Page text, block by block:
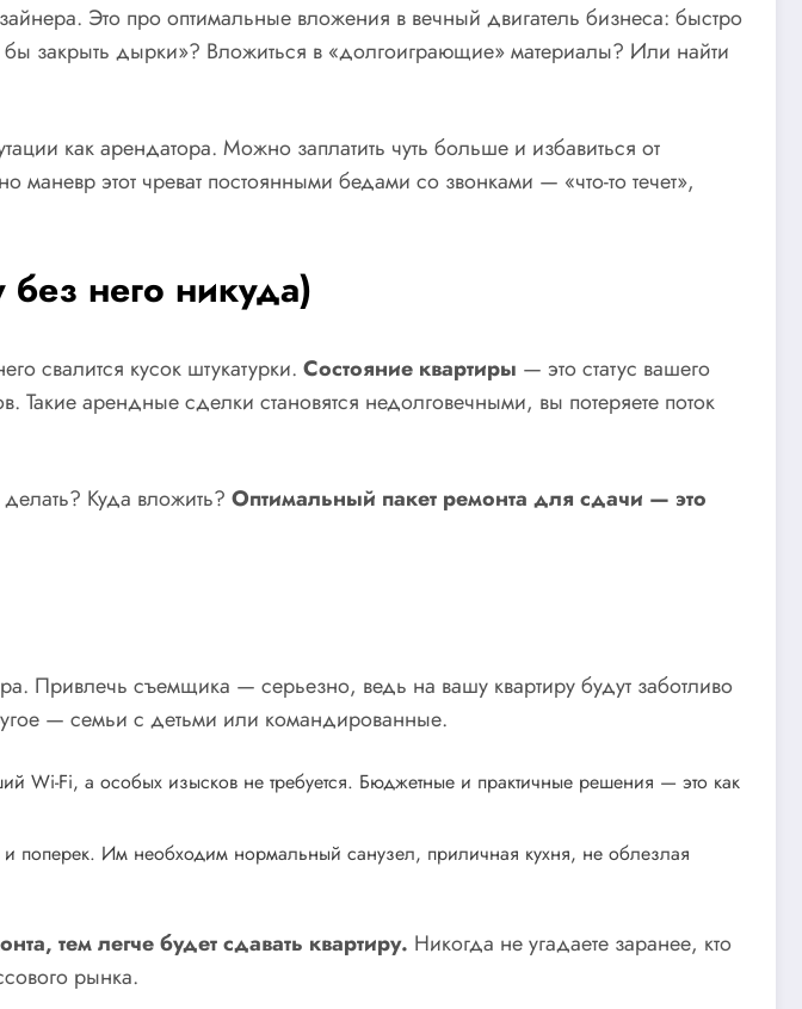
Это про оптимальные вложения в вечный двигатель бизнеса: быстро
закрыть дырки»? Вложиться в «долгоиграющие» материалы? Или найти
как арендатора. Можно заплатить чуть больше и избавиться от
этот чреват постоянными бедами со звонками — «что-то течет»,
него никуда)
свалится кусок штукатурки. Состояние квартиры — это статус вашего
Такие арендные сделки становятся недолговечными, вы потеряете поток
Куда вложить? Оптимальный пакет ремонта для сдачи — это
Привлечь съемщика — серьезно, ведь на вашу квартиру будут заботливо
— семьи с детьми или командированные.
Wi-Fi, а особых изысков не требуется. Бюджетные и практичные решения — это как
поперек. Им необходим нормальный санузел, приличная кухня, не облезлая
тем легче будет сдавать квартиру. Никогда не угадаете заранее, кто
рынка.